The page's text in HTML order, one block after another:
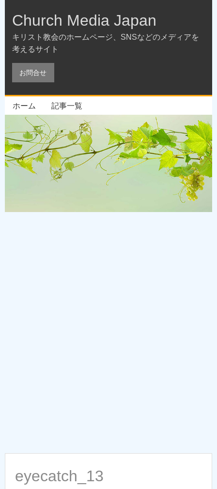
Church Media Japan
キリスト教会のホームページ、SNSなどのメディアを
考えるサイト
お問合せ
ホーム 記事一覧
eyecatch_13